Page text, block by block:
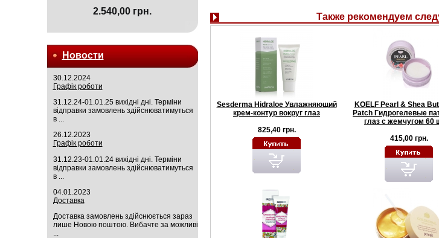
2.540,00 грн.
Новости
30.12.2024
Графік роботи
31.12.24-01.01.25 вихідні дні. Терміни
відправки замовлень здійснюватимуться
в ...
26.12.2023
Графік роботи
31.12.23-01.01.24 вихідні дні. Терміни
відправки замовлень здійснюватимуться
в ...
04.01.2023
Доставка
Доставка замовлень здійснюється зараз
лише Новою поштою. Вибачте за можливі
...
Также рекомендуем
Sesderma Hidraloe Увлажняющий
крем-контур вокруг глаз
825,40 грн.
KOELF Pearl & Shea
Patch Гидрогелевые
глаз с жемчугом 60
415,00 грн.